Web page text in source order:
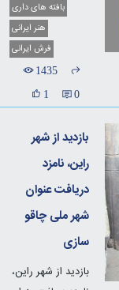
بافته های داری
هنر ایرانی
فرش ایرانی
1435
بازدید از شهر
راین، نامزد
دریافت عنوان
شهر ملی چاقو
سازی
بازدید از شهر راین،